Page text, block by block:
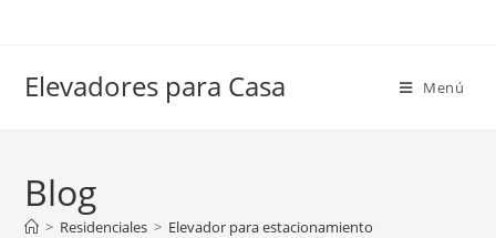
Elevadores para Casa Menú
Blog
> Residenciales > Elevador para estacionamiento